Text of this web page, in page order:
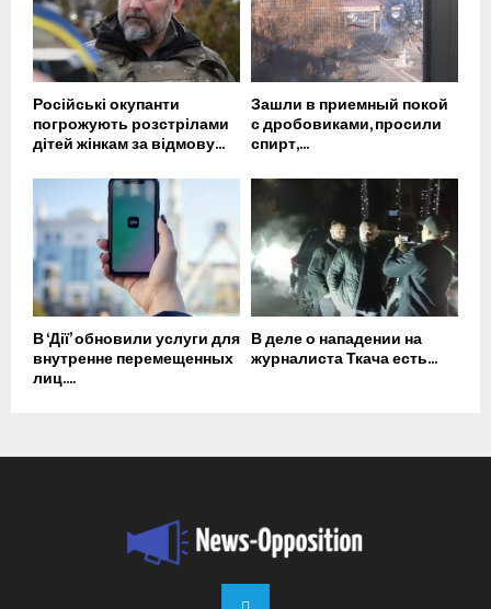
Російські окупанти
погрожують розстрілами
дітей жінкам за відмову...
Зашли в приемный покой
с дробовиками, просили
спирт,...
В ‘Дії’ обновили услуги для
внутренне перемещенных
лиц....
В деле о нападении на
журналиста Ткача есть...